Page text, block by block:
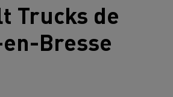
Trucks de
Bresse